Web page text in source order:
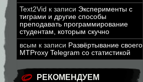
Text2Vid к записи Эксперименты с
тиграми и другие способы
преподавать программирование
студентам, которым скучно
всым к записи Развёртывание своего
MTProxy Telegram со статистикой
РЕКОМЕНДУЕМ